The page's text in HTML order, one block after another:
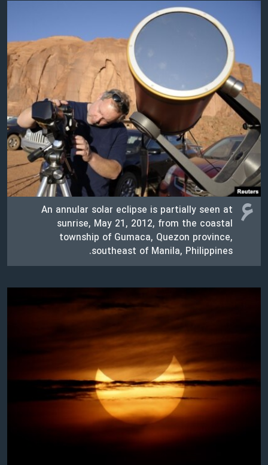
۶
An annular solar eclipse is partially seen at
sunrise, May 21, 2012, from the coastal
township of Gumaca, Quezon province,
southeast of Manila, Philippines.